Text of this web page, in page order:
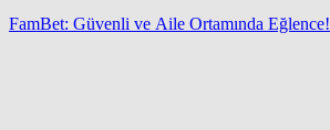
FamBet: Güvenli ve Aile Ortamında Eğlence!